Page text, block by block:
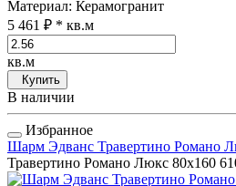
Материал: Керамогранит
5 461 ₽ * кв.м
кв.м
Купить
В наличии
Избранное
Шарм Эдванс Травертино Романо
Травертино Романо Люкс 80x160